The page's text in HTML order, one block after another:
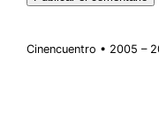
Cinencuentro • 2005 –